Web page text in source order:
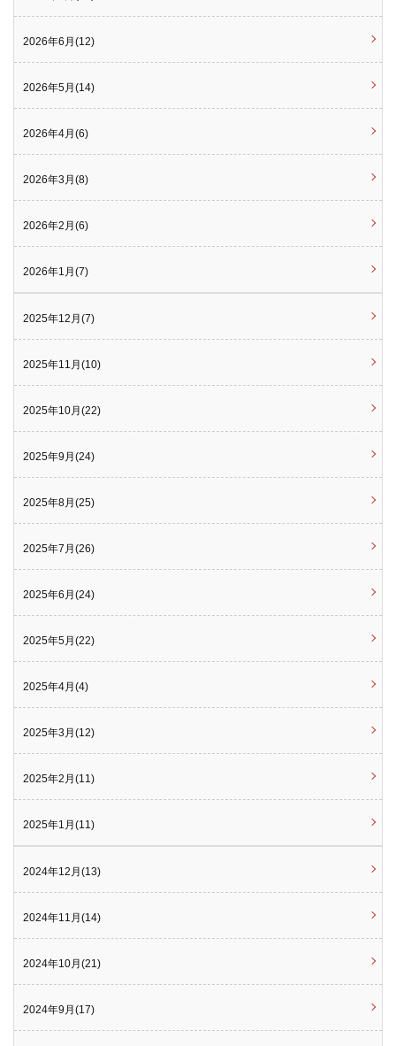
2026年6月(12)
2026年5月(14)
2026年4月(6)
2026年3月(8)
2026年2月(6)
2026年1月(7)
2025年12月(7)
2025年11月(10)
2025年10月(22)
2025年9月(24)
2025年8月(25)
2025年7月(26)
2025年6月(24)
2025年5月(22)
2025年4月(4)
2025年3月(12)
2025年2月(11)
2025年1月(11)
2024年12月(13)
2024年11月(14)
2024年10月(21)
2024年9月(17)